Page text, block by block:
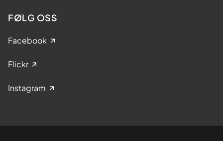
FØLG OSS
Facebook
Flickr
Instagram